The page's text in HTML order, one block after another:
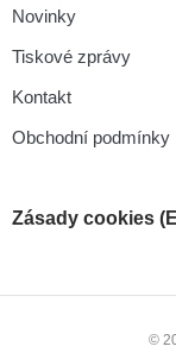
Novinky
Tiskové zprávy
Kontakt
Obchodní podmínky
Zásady cookies
©